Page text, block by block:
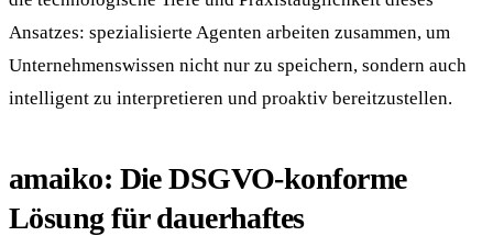
Ansatzes: spezialisierte Agenten arbeiten zusammen, um
Unternehmenswissen nicht nur zu speichern, sondern auch
intelligent zu interpretieren und proaktiv bereitzustellen.
amaiko: Die DSGVO-konforme
Lösung für dauerhaftes